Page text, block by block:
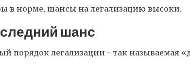
в норме, шансы на легализацию высоки.
шанс
порядок легализации - так называемая